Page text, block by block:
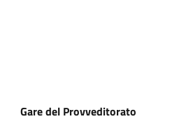
Gare del Provveditorato